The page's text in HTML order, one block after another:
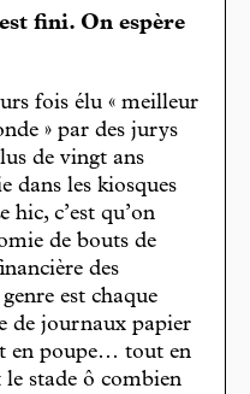
fini. On espère
fois élu « meilleur
» par des jurys
de vingt ans
dans les kiosques
hic, c’est qu’on
de bouts de
des
est chaque
de journaux papier
en poupe… tout en
le stade ô combien